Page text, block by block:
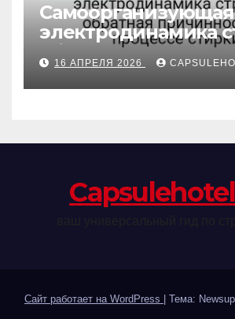
электродинамика
обратная
процессе стирки
16 АПРЕЛЯ 2026
Сайт работает на WordPress Тема: